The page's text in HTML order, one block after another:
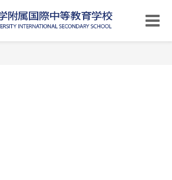
Toggle